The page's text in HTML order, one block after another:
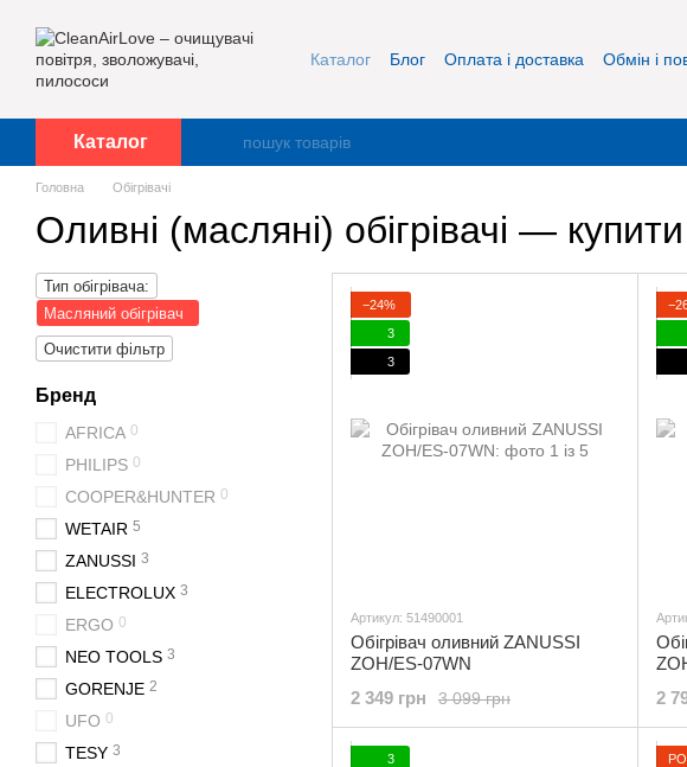
Каталог Блог Оплата і доставка Обмін і
Каталог
Головна Обігрівачі
Оливні (масляні) обігрівачі — купити
−24%
3
3
Артикул: 51490001
Обігрівач оливний ZANUSSI
ZOH/ES-07WN
3 099 грн
2 349 грн 2
3
Тип обігрівача:
Масляний обігрівач
Очистити фільтр
Бренд
AFRICA 0
PHILIPS 0
COOPER&HUNTER 0
WETAIR 5
ZANUSSI 3
ELECTROLUX 3
ERGO 0
NEO TOOLS 3
GORENJE 2
UFO 0
TESY 3